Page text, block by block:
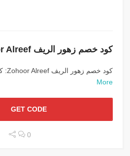
كود خصم زهور الريف Zohoor Alreef: كود خصم زهور...
More
GET CODE
0